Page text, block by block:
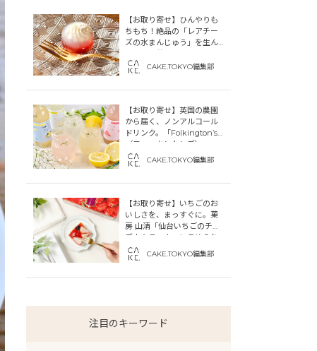
【お取り寄せ】ひんやりも
ちもち！絶品の「レアチー
ズの水まんじゅう」を生ん
だ「中津菓子かねい」のス
トーリーCAKE.TOKYO編集部
【お取り寄せ】英国の農園
から届く、ノンアルコール
ドリンク。「Folkington’s
（フォーキントンズ）」
CAKE.TOKYO編集部
【お取り寄せ】いちごのお
いしさを、まっすぐに。菓
房 山清「仙台いちごのチー
ズカタラーナ」にこめられ
た宮城への想い
CAKE.TOKYO編集部
注目のキーワード